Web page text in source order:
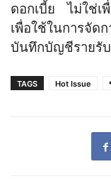
ดอกเบี้ย ไม่ใช่เ
เพื่อใช้ในการจัด
บันทึกบัญชีรายรั
TAGS Hot Issue